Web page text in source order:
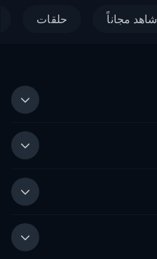
شاهد مجاناً حلقات